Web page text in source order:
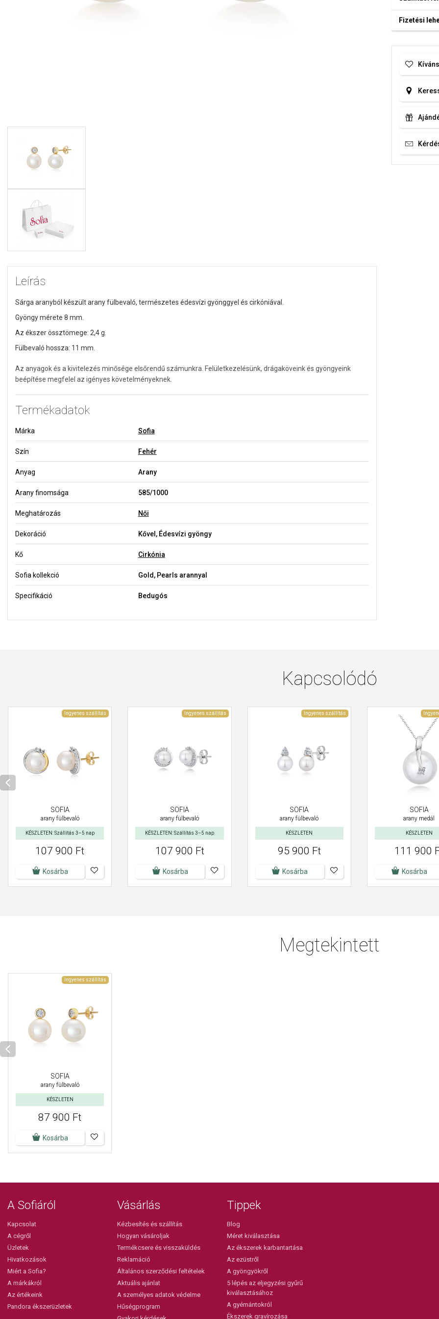
Leírás
Sárga aranyból készült arany fülbevaló, természetes édesvízi gyönggyel és cirkóniával.
Gyöngy mérete 8 mm.
Az ékszer össztömege: 2,4 g.
Fülbevaló hossza: 11 mm.
Az anyagok és a kivitelezés minősége elsőrendű számunkra. Felületkezelésünk, drágaköveink és gyöngyeink
beépítése megfelel az igényes követelményeknek.
Termékadatok
Márka Sofia
Szín Fehér
Anyag Arany
Arany finomsága 585/1000
Meghatározás Női
Dekoráció Kővel, Édesvízi gyöngy
Kő Cirkónia
Sofia kollekció Gold, Pearls arannyal
Specifikáció Bedugós
Fizetési
Kapcsolódó
Ingyenes szállítás
SOFIA
arany fülbevaló
KÉSZLETEN: Szállítás 3–5 nap
107 900 Ft
Kosárba
Ingyenes szállítás
SOFIA
arany fülbevaló
KÉSZLETEN: Szállítás 3–5 nap
107 900 Ft
Kosárba
Ingyenes szállítás
SOFIA
arany fülbevaló
KÉSZLETEN
95 900 Ft
Kosárba
SOFIA
arany medál
KÉSZLETEN
111 900
Kosárba
Megtekintett
Ingyenes szállítás
SOFIA
arany fülbevaló
KÉSZLETEN
87 900 Ft
Kosárba
A Sofiáról
Kapcsolat
A cégről
Üzletek
Hivatkozások
Miért a Sofia?
A márkákról
Az értékeink
Pandora ékszerüzletek
Vásárlás
Kézbesítés és szállítás
Hogyan vásároljak
Termékcsere és visszaküldés
Reklamáció
Általános szerződési feltételek
Aktuális ajánlat
A személyes adatok védelme
Hűségprogram
Tippek
Blog
Méret kiválasztása
Az ékszerek karbantartása
Az ezüstről
A gyöngyökről
5 lépés az eljegyzési gyűrű
kiválasztásához
A gyémántokról
Ékszerek gravírozása